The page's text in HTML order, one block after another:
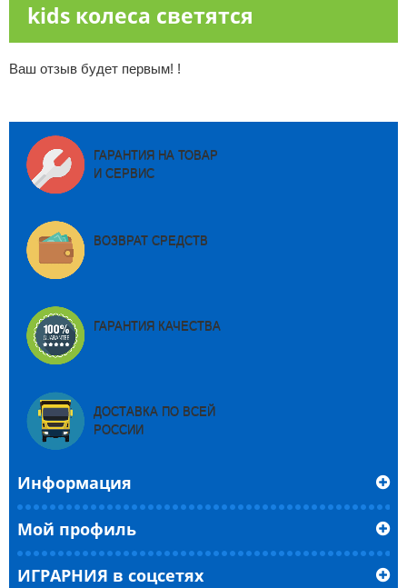
kids колеса светятся
Ваш отзыв будет первым! !
ГАРАНТИЯ НА ТОВАР
И СЕРВИС
ВОЗВРАТ СРЕДСТВ
ГАРАНТИЯ КАЧЕСТВА
ДОСТАВКА ПО ВСЕЙ
РОССИИ
Информация
Мой профиль
ИГРАРНИЯ в соцсетях